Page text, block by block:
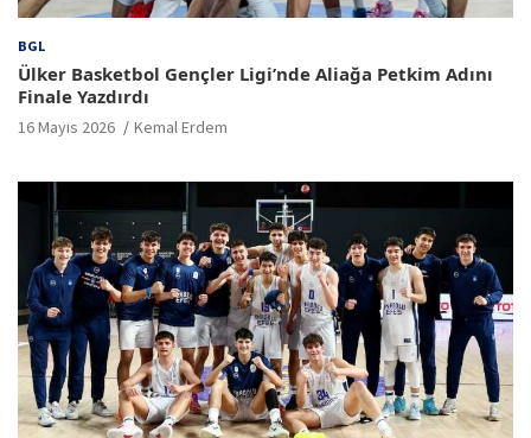
BGL
Ülker Basketbol Gençler Ligi’nde Aliağa Petkim Adını
Finale Yazdırdı
16 Mayıs 2026 Kemal Erdem